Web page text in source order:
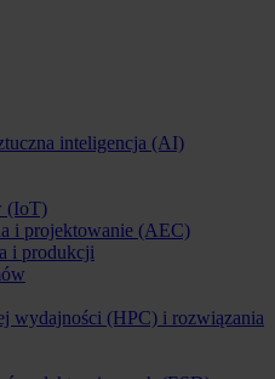
inteligencja (AI)
(IoT)
i projektowanie (AEC)
i produkcji
wydajności (HPC) i rozwiązania